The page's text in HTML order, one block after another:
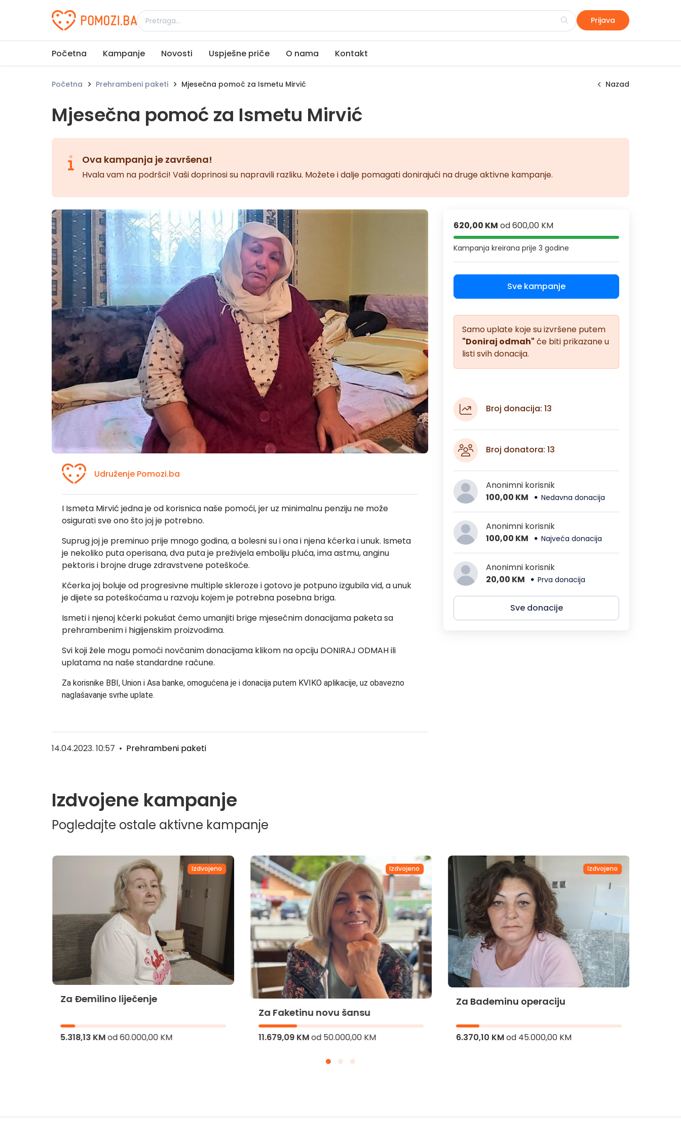
Udruženje Pomozi.ba Prijava
Početna Kampanje Novosti Uspješne priče O nama Kontakt
Početna Prehrambeni paketi Mjesečna pomoć za Ismetu Mirvić Nazad
Mjesečna pomoć za Ismetu Mirvić
Ova kampanja je završena!
Hvala vam na podršci! Vaši doprinosi su napravili razliku. Možete i dalje pomagati donirajući na druge aktivne kampanje.
Udruženje Pomozi.ba
I Ismeta Mirvić jedna je od korisnica naše pomoći, jer uz minimalnu penziju ne može
osigurati sve ono što joj je potrebno.
Suprug joj je preminuo prije mnogo godina, a bolesni su i ona i njena kćerka i unuk. Ismeta
je nekoliko puta operisana, dva puta je preživjela emboliju pluća, ima astmu, anginu
pektoris i brojne druge zdravstvene poteškoće.
Kćerka joj boluje od progresivne multiple skleroze i gotovo je potpuno izgubila vid, a unuk
je dijete sa poteškoćama u razvoju kojem je potrebna posebna briga.
Ismeti i njenoj kćerki pokušat ćemo umanjiti brige mjesečnim donacijama paketa sa
prehrambenim i higijenskim proizvodima.
Svi koji žele mogu pomoći novčanim donacijama klikom na opciju DONIRAJ ODMAH ili
uplatama na naše standardne račune.
Za korisnike BBI, Union i Asa banke, omogućena je i donacija putem KVIKO aplikacije, uz obavezno
naglašavanje svrhe uplate.
14.04.2023. 10:57 • Prehrambeni paketi
620,00 KM od600,00 KM
Kampanja kreiranaprije 3 godine
Sve kampanje
Samo uplate koje su izvršene putem
"Doniraj odmah" će biti prikazane u
listi svih donacija.
Broj donacija: 13
Broj donatora: 13
Anonimni korisnik
100,00 KM
Nedavna donacija
Anonimni korisnik
100,00 KM
Najveća donacija
Anonimni korisnik
20,00 KM
Prva donacija
Sve donacije
Izdvojene kampanje
Pogledajte ostale aktivne kampanje
Izdvojeno
Za Đemilino liječenje
5.318,13 KMod60.000,00 KM
Izdvojeno
Za Faketinu novu šansu
11.679,09 KMod 50.000,00 KM
Izdvojeno
Za Bademinu operaciju
6.370,10 KMod 45.000,00 KM